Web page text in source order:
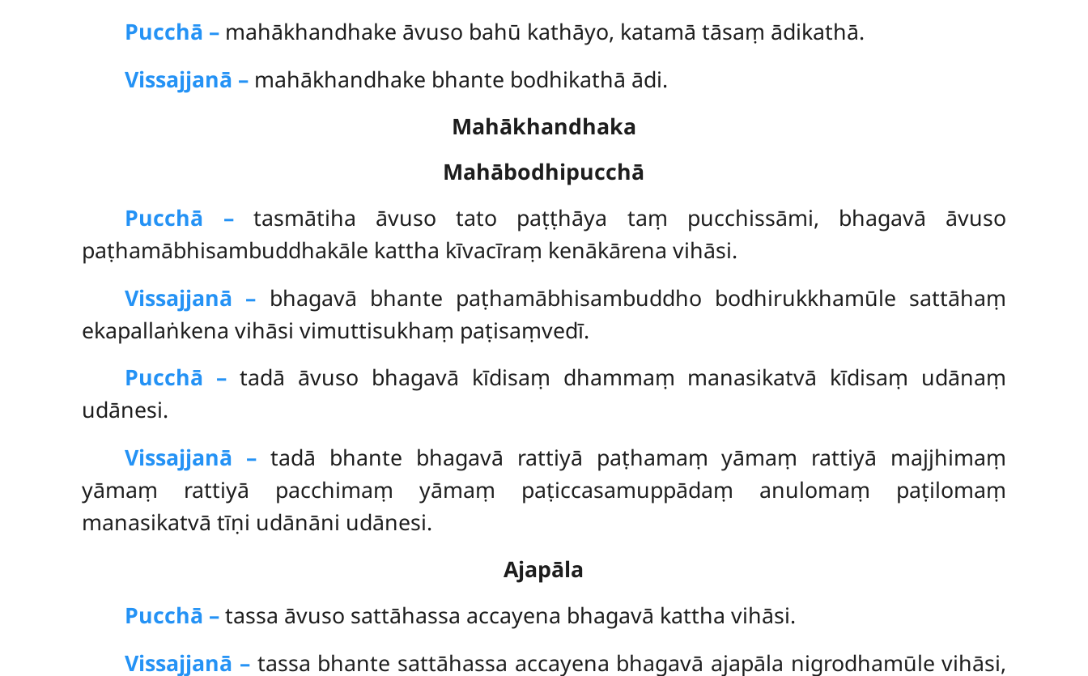
Pucchā – mahākhandhake āvuso bahū kathāyo, katamā tāsaṃ ādikathā.
Vissajjanā – mahākhandhake bhante bodhikathā ādi.
Mahākhandhaka
Mahābodhipucchā
Pucchā –tasmātiha āvuso tato paṭṭhāya taṃ pucchissāmi, bhagavā āvuso
paṭhamābhisambuddhakāle kattha kīvacīraṃ kenākārena vihāsi.
Vissajjanā – bhagavā bhante paṭhamābhisambuddho bodhirukkhamūle sattāhaṃ
ekapallaṅkena vihāsi vimuttisukhaṃ paṭisaṃvedī.
Pucchā – tadā āvuso bhagavā kīdisaṃ dhammaṃ manasikatvā kīdisaṃ udānaṃ
udānesi.
Vissajjanā – tadā bhante bhagavā rattiyā paṭhamaṃ yāmaṃ rattiyā majjhimaṃ
yāmaṃ rattiyā pacchimaṃ yāmaṃ paṭiccasamuppādaṃ anulomaṃ paṭilomaṃ
manasikatvā tīṇi udānāni udānesi.
Ajapāla
Pucchā –tassa āvuso sattāhassa accayena bhagavā kattha vihāsi.
Vissajjanā –tassa bhante sattāhassa accayena bhagavā ajapāla nigrodhamūle vihāsi,